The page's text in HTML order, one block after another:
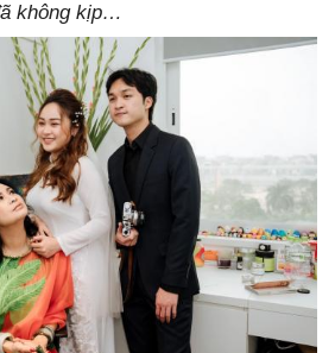
không kịp…